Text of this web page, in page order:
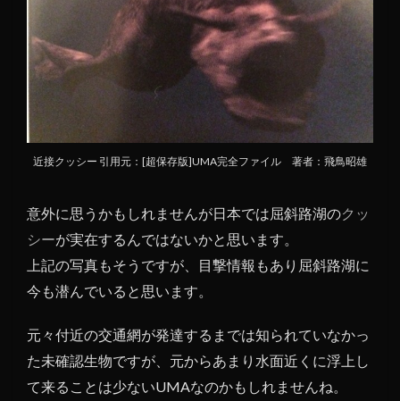
近接クッシー 引用元：[超保存版]UMA完全ファイル 著者：飛鳥昭雄
意外に思うかもしれませんが日本では屈斜路湖のクッ
シーが実在するんではないかと思います。
上記の写真もそうですが、目撃情報もあり屈斜路湖に
今も潜んでいると思います。
元々付近の交通網が発達するまでは知られていなかっ
た未確認生物ですが、元からあまり水面近くに浮上し
て来ることは少ないUMAなのかもしれませんね。